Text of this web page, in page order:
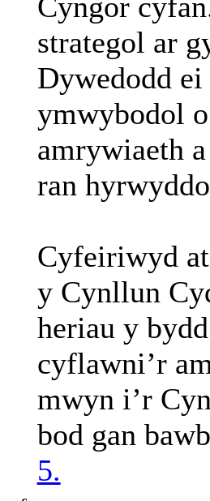
strategol ar
Dywedodd
ymwybodol
amrywiaeth
ran
Cyfeiriwyd
y Cynllun
heriau y
cyflawni’r
mwyn i’r
bod gan
5.